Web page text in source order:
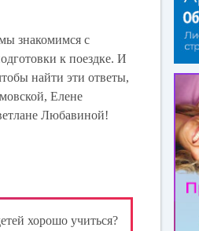
знакомимся с
к поездке. И
найти эти ответы,
Елене
Любавиной!
хорошо учиться?